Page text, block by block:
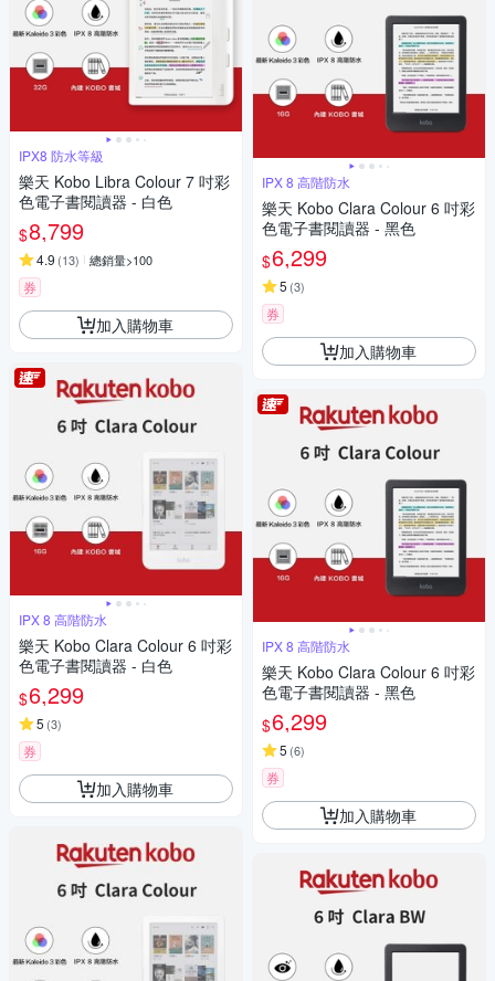
IPX8 防水等級
樂天 Kobo Libra Colour 7 吋彩
色電子書閱讀器 - 白色
$8,799
4.9 (13) 總銷量>100
券
加入購物車
IPX 8 高階防水
樂天 Kobo Clara Colour 6 吋彩
色電子書閱讀器 - 白色
$6,299
5 (3)
券
加入購物車
IPX 8 高階防水
樂天 Kobo Clara Colour 6 吋彩
色電子書閱讀器 - 黑色
$6,299
5 (3)
券
加入購物車
IPX 8 高階防水
樂天 Kobo Clara Colour 6 吋彩
色電子書閱讀器 - 黑色
$6,299
5 (6)
券
加入購物車